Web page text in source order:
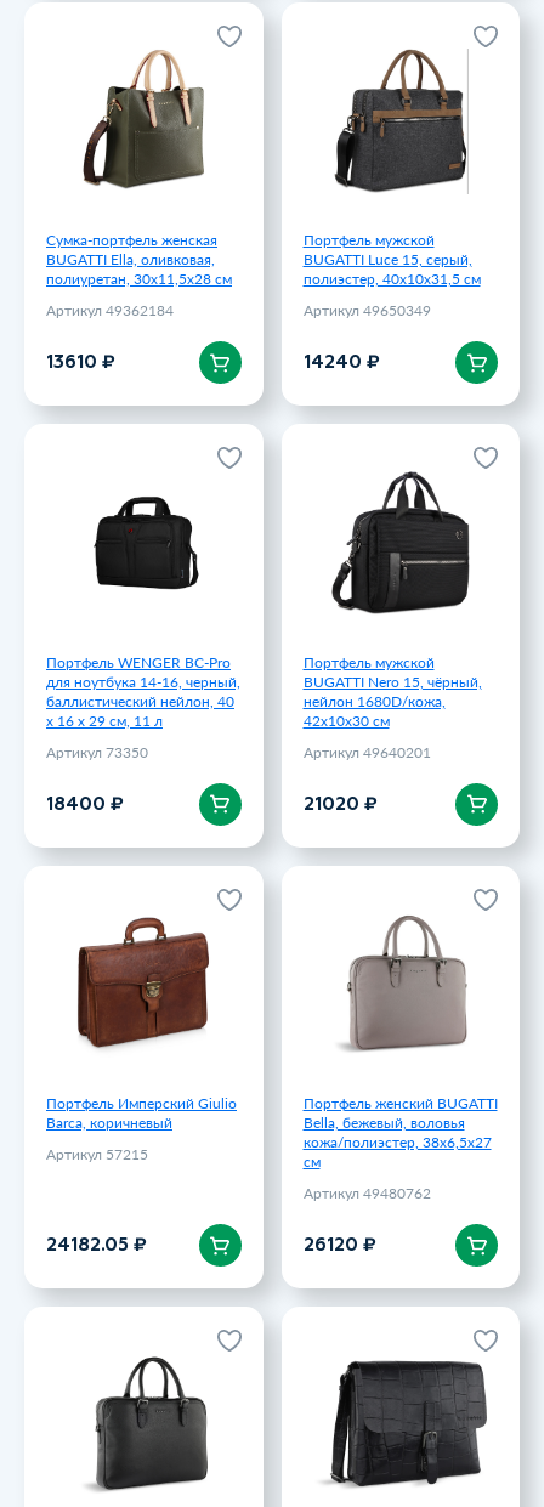
Сумка-портфель женская
BUGATTI Ella, оливковая,
полиуретан, 30х11,5х28 см
Артикул 49362184
13610 ₽
Сумка-портфель женская
BUGATTI Ella, оливковая,
полиуретан, 30х11,5х28 см
Артикул 49362184
13610 ₽
В корзину
Портфель мужской
BUGATTI Luce 15, серый,
полиэстер, 40х10х31,5 см
Артикул 49650349
14240 ₽
Портфель мужской
BUGATTI Luce 15, серый,
полиэстер, 40х10х31,5 см
Артикул 49650349
14240 ₽
В корзину
Портфель WENGER BC-Pro
для ноутбука 14-16, черный,
баллистический нейлон, 40
x 16 x 29 см, 11 л
Артикул 73350
18400 ₽
Портфель WENGER BC-Pro
для ноутбука 14-16, черный,
баллистический нейлон, 40
x 16 x 29 см, 11 л
Артикул 73350
18400 ₽
В корзину
Портфель мужской
BUGATTI Nero 15, чёрный,
нейлон 1680D/кожа,
42х10х30 см
Артикул 49640201
21020 ₽
Портфель мужской
BUGATTI Nero 15, чёрный,
нейлон 1680D/кожа,
42х10х30 см
Артикул 49640201
21020 ₽
В корзину
Портфель Имперский Giulio
Barсa, коричневый
Артикул 57215
24182.05 ₽
Портфель Имперский Giulio
Barсa, коричневый
Артикул 57215
24182.05 ₽
В корзину
Портфель женский BUGATTI
Bella, бежевый, воловья
кожа/полиэстер, 38х6,5х27
см
Артикул 49480762
26120 ₽
Портфель женский BUGATTI
Bella, бежевый, воловья
кожа/полиэстер, 38х6,5х27
Артикул 49480762
26120 ₽
В корзину
Портфель женский BUGATTI
Bella, чёрный, воловья
кожа/полиэстер, 38х6,5х27
Артикул 49480701
26120 ₽
Сумка-мессенджер мужская
BUGATTI Nevio, чёрная,
воловья кожа/хлопок,
30,5х7х25 см, 5 л
Артикул 49592201
26980 ₽